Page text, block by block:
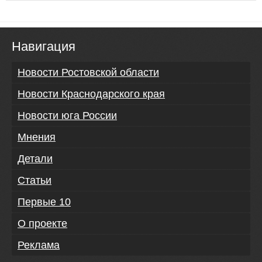
Навигация
Новости Ростовской области
Новости Краснодарского края
Новости юга России
Мнения
Детали
Статьи
Первые 10
О проекте
Реклама